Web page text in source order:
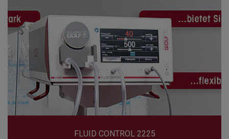
FLUID CONTROL 2225